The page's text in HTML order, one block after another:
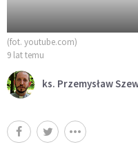
(fot. youtube.com)
9 lat temu
ks. Przemysław